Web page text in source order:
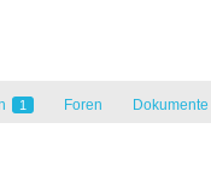
1 Foren Dokumente